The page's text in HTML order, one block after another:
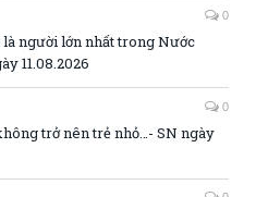
0
là người lớn nhất trong Nước
11.08.2026
0
trở nên trẻ nhỏ…- SN ngày